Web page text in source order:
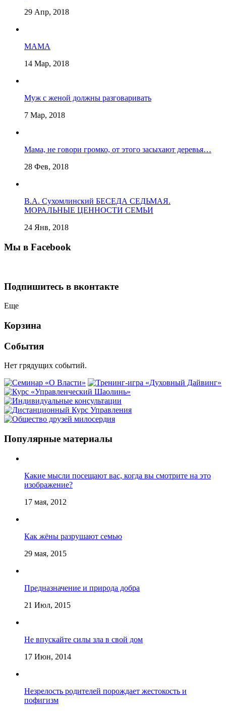
29 Апр, 2018
МАМА
14 Мар, 2018
Муж с женой должны разговаривать
7 Мар, 2018
Мама, не говори громко, от этого засыхают деревья…
28 Фев, 2018
В.А. Сухомлинский БЕСЕДА СЕДЬМАЯ.
МОРАЛЬНЫЕ ЦЕННОСТИ СЕМЬИ
24 Янв, 2018
Мы в Facebook
Подпишитесь в вконтакте
Еще
Корзина
События
Нет грядущих событий.
Популярные материалы
Какие мысли посещают вас, когда вы смотрите на это
изображение?
17 мая, 2012
Как жёны разрушают семью
29 мая, 2015
Предназначение и природа добра
21 Июл, 2015
Не впускайте силы зла в свой дом
17 Июн, 2014
Незрелость родителей порождает жестокость и
пофигизм